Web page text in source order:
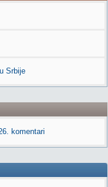
Srbije
komentari